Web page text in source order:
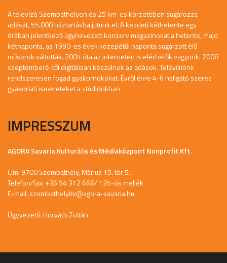
A televízó Szombathelyen és 25 km-es körzetében sugározza
adását, 55.000 háztartásba jutunk el. A kezdeti kéthetente egy
órában jelentkező úgynevezett konzerv magazinokat a hetente, majd
kétnaponta, az 1990-es évek közepétől naponta sugárzott élő
műsorok váltották. 2004 óta az interneten is elérhetők vagyunk. 2008
szeptemberé-től digitálisan készülnek az adások. Televíziónk
rendszeresen fogad gyakornokokat. Évről évre 4-6 hallgató szerez
gyakorlati ismereteket a stúdiónkban.
IMPRESSZUM
AGORA Savaria Kulturális és Médiaközpont Nonprofit Kft.
Cím: 9700 Szombathely, Márius 15. tér 5.
Telefon/fax: +36 94 312 666/ 135-ös mellék
E-mail: szombathelyitv@agora-savaria.hu
Ügyvezető: Horváth Zoltán